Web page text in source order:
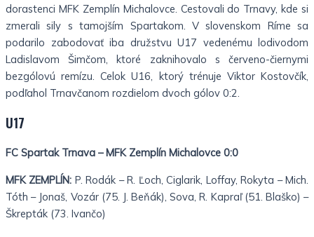
dorastenci MFK Zemplín Michalovce. Cestovali do Trnavy, kde si
zmerali sily s tamojším Spartakom. V slovenskom Ríme sa
podarilo zabodovať iba družstvu U17 vedenému lodivodom
Ladislavom Šimčom, ktoré zaknihovalo s červeno-čiernymi
bezgólovú remízu. Celok U16, ktorý trénuje Viktor Kostovčík,
podľahol Trnavčanom rozdielom dvoch gólov 0:2.
U17
FC Spartak Trnava – MFK Zemplín Michalovce 0:0
MFK ZEMPLÍN: P. Rodák – R. Ľoch, Ciglarik, Loffay, Rokyta – Mich.
Tóth – Jonaš, Vozár (75. J. Beňák), Sova, R. Kapraľ (51. Blaško) –
Škrepták (73. Ivančo)